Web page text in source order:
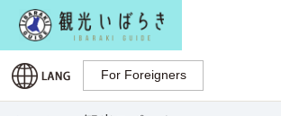
For Foreigners
For Foreigners